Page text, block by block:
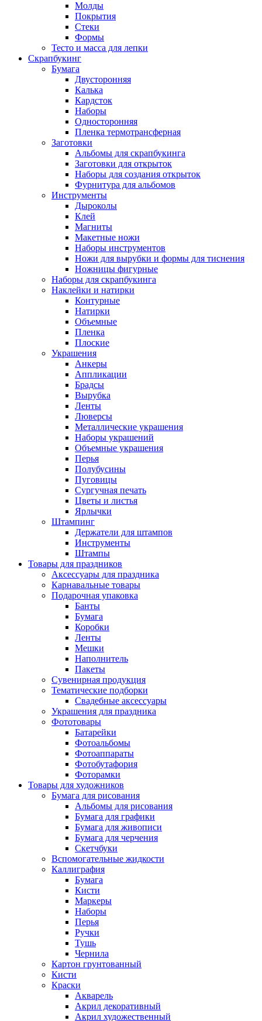
Молды
Покрытия
Стеки
Формы
Тесто и масса для лепки
Скрапбукинг
Бумага
Двусторонняя
Калька
Кардсток
Наборы
Односторонняя
Пленка термотрансферная
Заготовки
Альбомы для скрапбукинга
Заготовки для открыток
Наборы для создания открыток
Фурнитура для альбомов
Инструменты
Дыроколы
Клей
Магниты
Макетные ножи
Наборы инструментов
Ножи для вырубки и формы для тиснения
Ножницы фигурные
Наборы для скрапбукинга
Наклейки и натирки
Контурные
Натирки
Объемные
Пленка
Плоские
Украшения
Анкеры
Аппликации
Брадсы
Вырубка
Ленты
Люверсы
Металлические украшения
Наборы украшений
Объемные украшения
Перья
Полубусины
Пуговицы
Сургучная печать
Цветы и листья
Ярлычки
Штампинг
Держатели для штампов
Инструменты
Штампы
Товары для праздников
Аксессуары для праздника
Карнавальные товары
Подарочная упаковка
Банты
Бумага
Коробки
Ленты
Мешки
Наполнитель
Пакеты
Сувенирная продукция
Тематические подборки
Свадебные аксессуары
Украшения для праздника
Фототовары
Батарейки
Фотоальбомы
Фотоаппараты
Фотобутафория
Фоторамки
Товары для художников
Бумага для рисования
Альбомы для рисования
Бумага для графики
Бумага для живописи
Бумага для черчения
Скетчбуки
Вспомогательные жидкости
Каллиграфия
Бумага
Кисти
Маркеры
Наборы
Перья
Ручки
Тушь
Чернила
Картон грунтованный
Кисти
Краски
Акварель
Акрил декоративный
Акрил художественный